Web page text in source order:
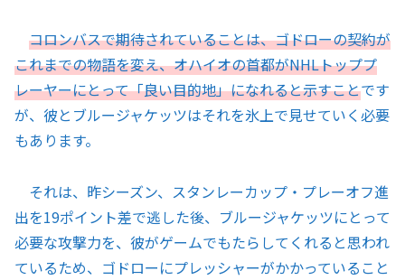
コロンバスで期待されていることは、ゴドローの契約が
これまでの物語を変え、オハイオの首都がNHLトッププ
レーヤーにとって「良い目的地」になれると示すことです
が、彼とブルージャケッツはそれを氷上で見せていく必要
もあります。
それは、昨シーズン、スタンレーカップ・プレーオフ進
出を19ポイント差で逃した後、ブルージャケッツにとって
必要な攻撃力を、彼がゲームでもたらしてくれると思われ
ているため、ゴドローにプレッシャーがかかっていること